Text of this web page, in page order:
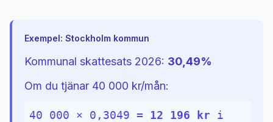
Exempel: Stockholm kommun
Kommunal skattesats 2026: 30,49%
Om du tjänar 40 000 kr/mån:
40 000 × 0,3049 = 12 196 kr i